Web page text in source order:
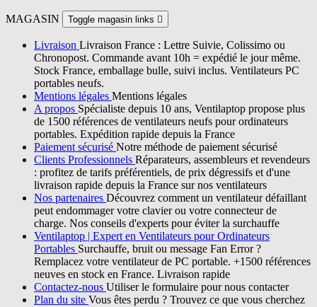
MAGASIN Toggle magasin links 
Livraison Livraison France : Lettre Suivie, Colissimo ou
Chronopost. Commande avant 10h = expédié le jour même.
Stock France, emballage bulle, suivi inclus. Ventilateurs PC
portables neufs.
Mentions légales Mentions légales
A propos Spécialiste depuis 10 ans, Ventilaptop propose plus
de 1500 références de ventilateurs neufs pour ordinateurs
portables. Expédition rapide depuis la France
Paiement sécurisé Notre méthode de paiement sécurisé
Clients Professionnels Réparateurs, assembleurs et revendeurs
: profitez de tarifs préférentiels, de prix dégressifs et d'une
livraison rapide depuis la France sur nos ventilateurs
Nos partenaires Découvrez comment un ventilateur défaillant
peut endommager votre clavier ou votre connecteur de
charge. Nos conseils d'experts pour éviter la surchauffe
Ventilaptop | Expert en Ventilateurs pour Ordinateurs
Portables Surchauffe, bruit ou message Fan Error ?
Remplacez votre ventilateur de PC portable. +1500 références
neuves en stock en France. Livraison rapide
Contactez-nous Utiliser le formulaire pour nous contacter
Plan du site Vous êtes perdu ? Trouvez ce que vous cherchez